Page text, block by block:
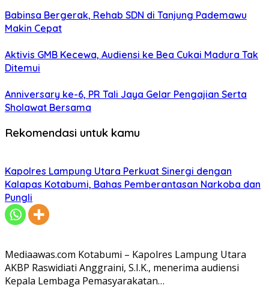
Babinsa Bergerak, Rehab SDN di Tanjung Pademawu
Makin Cepat
Aktivis GMB Kecewa, Audiensi ke Bea Cukai Madura Tak
Ditemui
Anniversary ke-6, PR Tali Jaya Gelar Pengajian Serta
Sholawat Bersama
Rekomendasi untuk kamu
Kapolres Lampung Utara Perkuat Sinergi dengan
Kalapas Kotabumi, Bahas Pemberantasan Narkoba dan
Pungli
Mediaawas.com Kotabumi – Kapolres Lampung Utara
AKBP Raswidiati Anggraini, S.I.K., menerima audiensi
Kepala Lembaga Pemasyarakatan…